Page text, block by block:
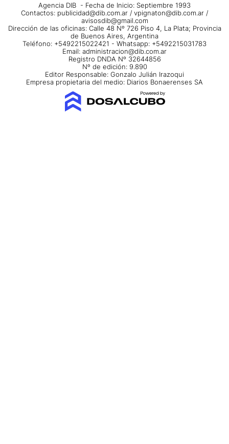
Agencia DIB - Fecha de Inicio: Septiembre 1993
Contactos: publicidad@dib.com.ar / vpignaton@dib.com.ar /
avisosdib@gmail.com
Dirección de las oficinas: Calle 48 Nº 726 Piso 4, La Plata; Provincia
de Buenos Aires, Argentina
Teléfono: +5492215022421 - Whatsapp: +5492215031783
Email: administracion@dib.com.ar
Registro DNDA Nº 32644856
Nº de edición: 9.890
Editor Responsable: Gonzalo Julián Irazoqui
Empresa propietaria del medio: Diarios Bonaerenses SA